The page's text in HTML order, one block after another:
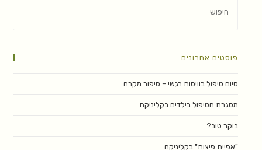
פוסטים אחרונים
סיום טיפול בוויסות רגשי – סיפור מקרה
מסגרת הטיפול בילדים בקליניקה
בוקר טוב?
"אפיית פיצות" בקליניקה